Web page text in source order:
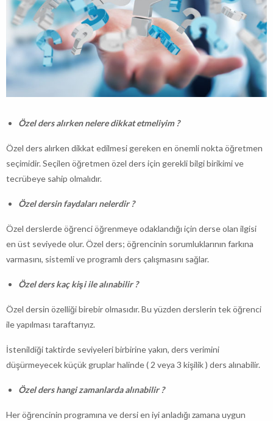
Özel ders alırken nelere dikkat etmeliyim ?
Özel ders alırken dikkat edilmesi gereken en önemli nokta öğretmen
seçimidir. Seçilen öğretmen özel ders için gerekli bilgi birikimi ve
tecrübeye sahip olmalıdır.
Özel dersin faydaları nelerdir ?
Özel derslerde öğrenci öğrenmeye odaklandığı için derse olan ilgisi
en üst seviyede olur. Özel ders; öğrencinin sorumluklarının farkına
varmasını, sistemli ve programlı ders çalışmasını sağlar.
Özel ders kaç kişi ile alınabilir ?
Özel dersin özelliği birebir olmasıdır. Bu yüzden derslerin tek öğrenci
ile yapılması taraftarıyız.
İstenildiği taktirde seviyeleri birbirine yakın, ders verimini
düşürmeyecek küçük gruplar halinde ( 2 veya 3 kişilik ) ders alınabilir.
Özel ders hangi zamanlarda alınabilir ?
Her öğrencinin programına ve dersi en iyi anladığı zamana uygun